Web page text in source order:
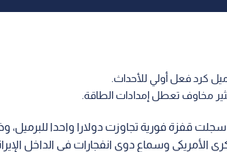
كرد فعل أولي للأحداث.
مخاوف تعطل إمدادات الطاقة.
سجلت قفزة فورية تجاوزت دولارا واحدا
الأمريكي وسماع دوي انفجارات في الداخل